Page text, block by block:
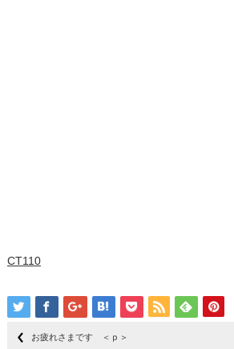
CT110
お疲れさまです ＜ｐ＞